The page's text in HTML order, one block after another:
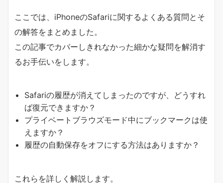
ここでは、iPhoneのSafariに関するよくある質問とそ
の解答をまとめました。
この記事でカバーしきれなかった細かな疑問を解消す
るお手伝いをします。
Safariの履歴が消えてしまったのですが、どうすれ
ば復元できますか？
プライベートブラウズモード中にブックマークは使
えますか？
履歴の自動保存をオフにする方法はありますか？
これらを詳しく解説します。